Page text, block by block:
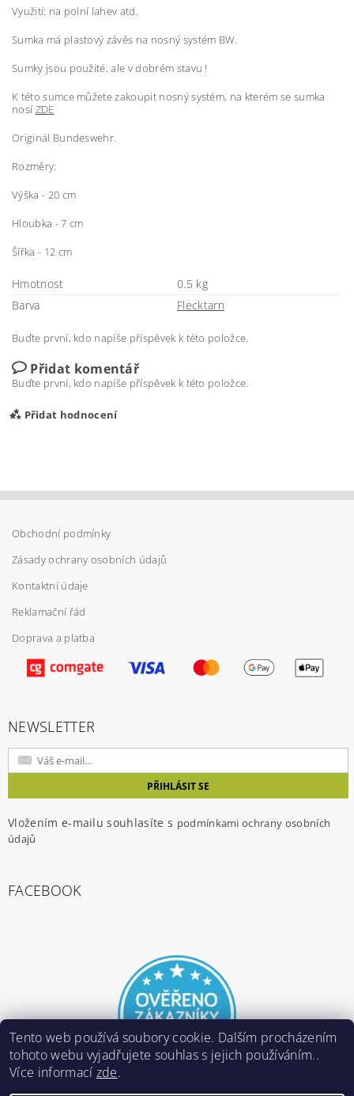
Využití: na polní lahev atd.
Sumka má plastový závěs na nosný systém BW.
Sumky jsou použité, ale v dobrém stavu !
K této sumce můžete zakoupit nosný systém, na kterém se sumka
nosí ZDE
Originál Bundeswehr.
Rozměry:
Výška - 20 cm
Hloubka - 7 cm
Šířka - 12 cm
Hmotnost
0.5 kg
Barva
Flecktarn
Buďte první, kdo napíše příspěvek k této položce.
Přidat komentář
Buďte první, kdo napíše příspěvek k této položce.
Přidat hodnocení
Vložením hodnocení souhlasíte spodmínkami
ochrany osobních údajů
Obchodní podmínky
Zásady ochrany osobních údajů
Kontaktní údaje
Reklamační řád
Doprava a platba
NEWSLETTER
Vložením e-mailu souhlasíte s podmínkami ochrany osobních
údajů
FACEBOOK
Tento web používá soubory cookie. Dalším procházením
tohoto webu vyjadřujete souhlas s jejich používáním..
Více informací zde.